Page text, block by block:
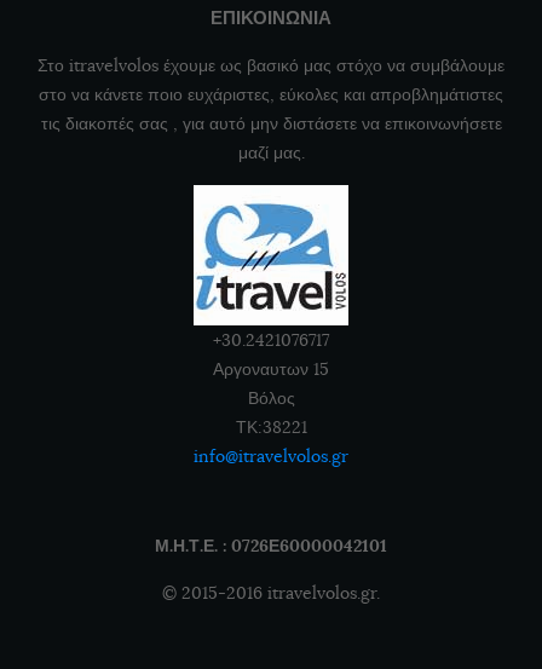
ΕΠΙΚΟΙΝΩΝΙΑ
Στο itravelvolos έχουμε ως βασικό μας στόχο να συμβάλουμε
στο να κάνετε ποιο ευχάριστες, εύκολες και απροβλημάτιστες
τις διακοπές σας , για αυτό μην διστάσετε να επικοινωνήσετε
μαζί μας.
+30.2421076717
Αργοναυτων 15
Βόλος
ΤΚ:38221
info@itravelvolos.gr
Μ.Η.Τ.Ε. : 0726Ε60000042101
© 2015-2016 itravelvolos.gr.